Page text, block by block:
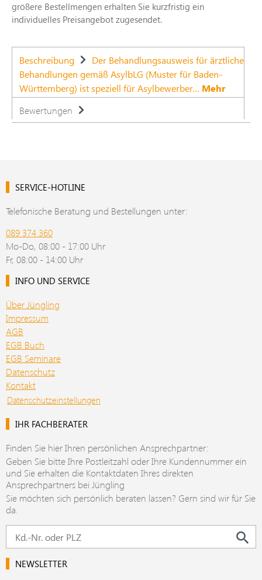
größere Bestellmengen erhalten Sie kurzfristig ein
individuelles Preisangebot zugesendet.
Beschreibung
Der Behandlungsausweis für ärztliche
Behandlungen gemäß AsylbLG (Muster für Baden-
Württemberg) ist speziell für Asylbewerber… Mehr
Bewertungen
SERVICE-HOTLINE
Telefonische Beratung und Bestellungen unter:
089 374 360
Mo-Do, 08:00 - 17:00 Uhr
Fr, 08:00 - 14:00 Uhr
INFO UND SERVICE
Über Jüngling
Impressum
AGB
EGB Buch
EGB Seminare
Datenschutz
Kontakt
Datenschutzeinstellungen
IHR FACHBERATER
Finden Sie hier Ihren persönlichen Ansprechpartner:
Geben Sie bitte Ihre Postleitzahl oder Ihre Kundennummer ein
und Sie erhalten die Kontaktdaten Ihres direkten
Ansprechpartners bei Jüngling
Sie möchten sich persönlich beraten lassen? Gern sind wir für Sie
da.
NEWSLETTER